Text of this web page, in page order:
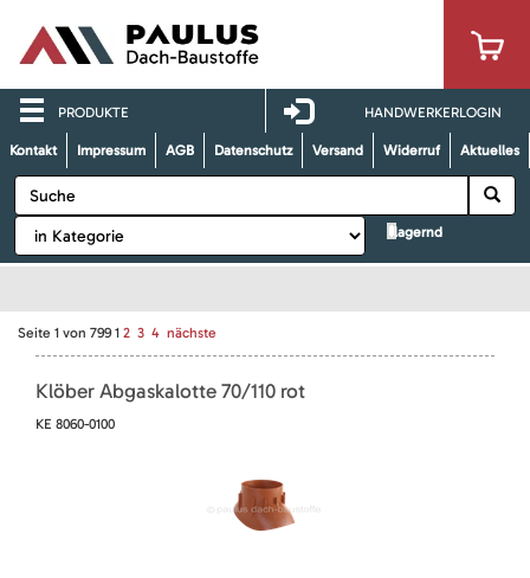
PRODUKTE HANDWERKERLOGIN
Kontakt Impressum AGB Datenschutz Versand Widerruf Aktuelles
lagernd
Seite 1 von 799 1 2 3 4 nächste
Klöber Abgaskalotte 70/110 rot
KE 8060-0100